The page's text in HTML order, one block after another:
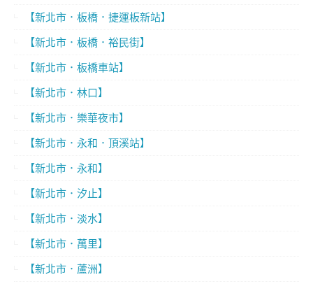
【新北市．板橋．捷運板新站】
【新北市．板橋．裕民街】
【新北市．板橋車站】
【新北市．林口】
【新北市．樂華夜市】
【新北市．永和．頂溪站】
【新北市．永和】
【新北市．汐止】
【新北市．淡水】
【新北市．萬里】
【新北市．蘆洲】